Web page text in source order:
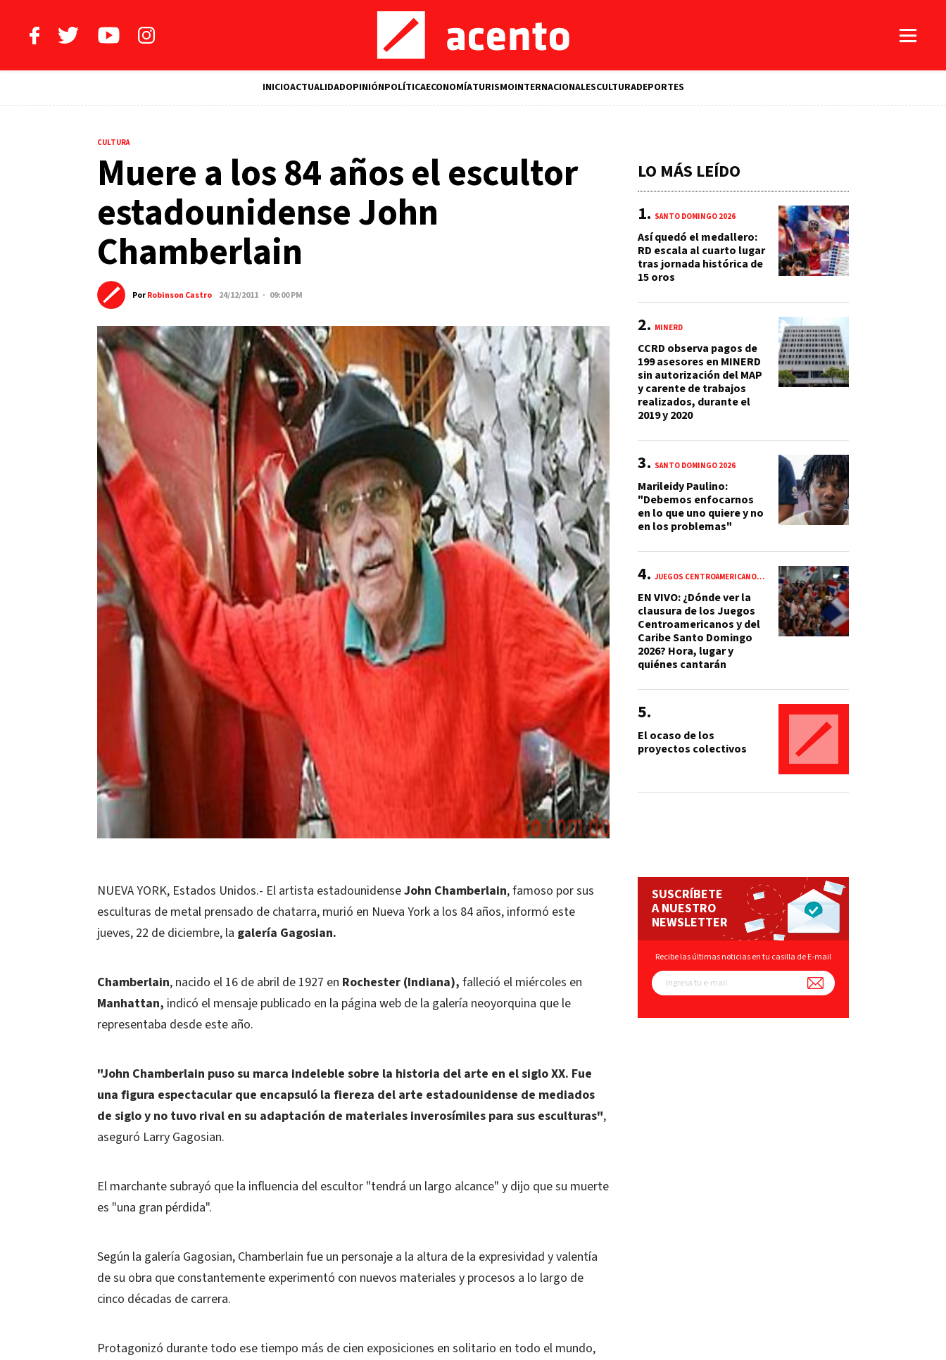
INICIOACTUALIDADOPINIÓNPOLÍTICAECONOMÍATURISMOINTERNACIONALESCULTURADEPORTES
CULTURA
Muere a los 84 años el escultor
estadounidense John
Chamberlain
PorRobinson Castro 24/12/2011 · 09:00 PM
NUEVA YORK, Estados Unidos.- El artista estadounidenseJohn Chamberlain, famoso por sus
esculturas de metal prensado de chatarra, murió en Nueva York a los 84 años, informó este
jueves, 22 de diciembre, la galería Gagosian.
Chamberlain, nacido el 16 de abril de 1927 en Rochester (Indiana), falleció el miércoles en
Manhattan, indicó el mensaje publicado en la página web de la galería neoyorquina que le
representaba desde este año.
"John Chamberlain puso su marca indeleble sobre la historia del arte en el siglo XX. Fue
una figura espectacular que encapsuló la fiereza del arte estadounidense de mediados
de siglo y no tuvo rival en su adaptación de materiales inverosímiles para sus esculturas",
aseguró Larry Gagosian.
El marchante subrayó que la influencia del escultor "tendrá un largo alcance" y dijo que su muerte
es "una gran pérdida".
Según la galería Gagosian, Chamberlain fue un personaje a la altura de la expresividad y valentía
de su obra que constantemente experimentó con nuevos materiales y procesos a lo largo de
cinco décadas de carrera.
Protagonizó durante todo ese tiempo más de cien exposiciones en solitario en todo el mundo,
LO MÁS LEÍDO
SANTO DOMINGO 2026
Así quedó el medallero:
RD escala al cuarto lugar
tras jornada histórica de
15 oros
MINERD
CCRD observa pagos de
199 asesores en MINERD
sin autorización del MAP
y carente de trabajos
realizados, durante el
2019 y 2020
SANTO DOMINGO 2026
Marileidy Paulino:
"Debemos enfocarnos
en lo que uno quiere y no
en los problemas"
JUEGOS CENTROAMERICANOS Y DEL CARIBE 2026
EN VIVO: ¿Dónde ver la
clausura de los Juegos
Centroamericanos y del
Caribe Santo Domingo
2026? Hora, lugar y
quiénes cantarán
El ocaso de los
proyectos colectivos
SUSCRÍBETE
A NUESTRO
NEWSLETTER
Recibe las últimas noticias en tu casilla de E-mail